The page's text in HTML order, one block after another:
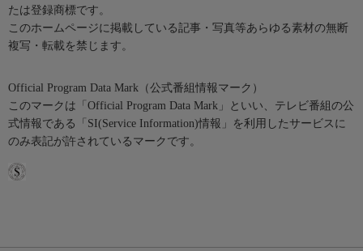
たは登録商標です。
このホームページに掲載している記事・写真等あらゆる素材の無断
複写・転載を禁じます。
Official Program Data Mark（公式番組情報マーク）
このマークは「Official Program Data Mark」といい、テレビ番組の公
式情報である「SI(Service Information)情報」を利用したサービスに
のみ表記が許されているマークです。